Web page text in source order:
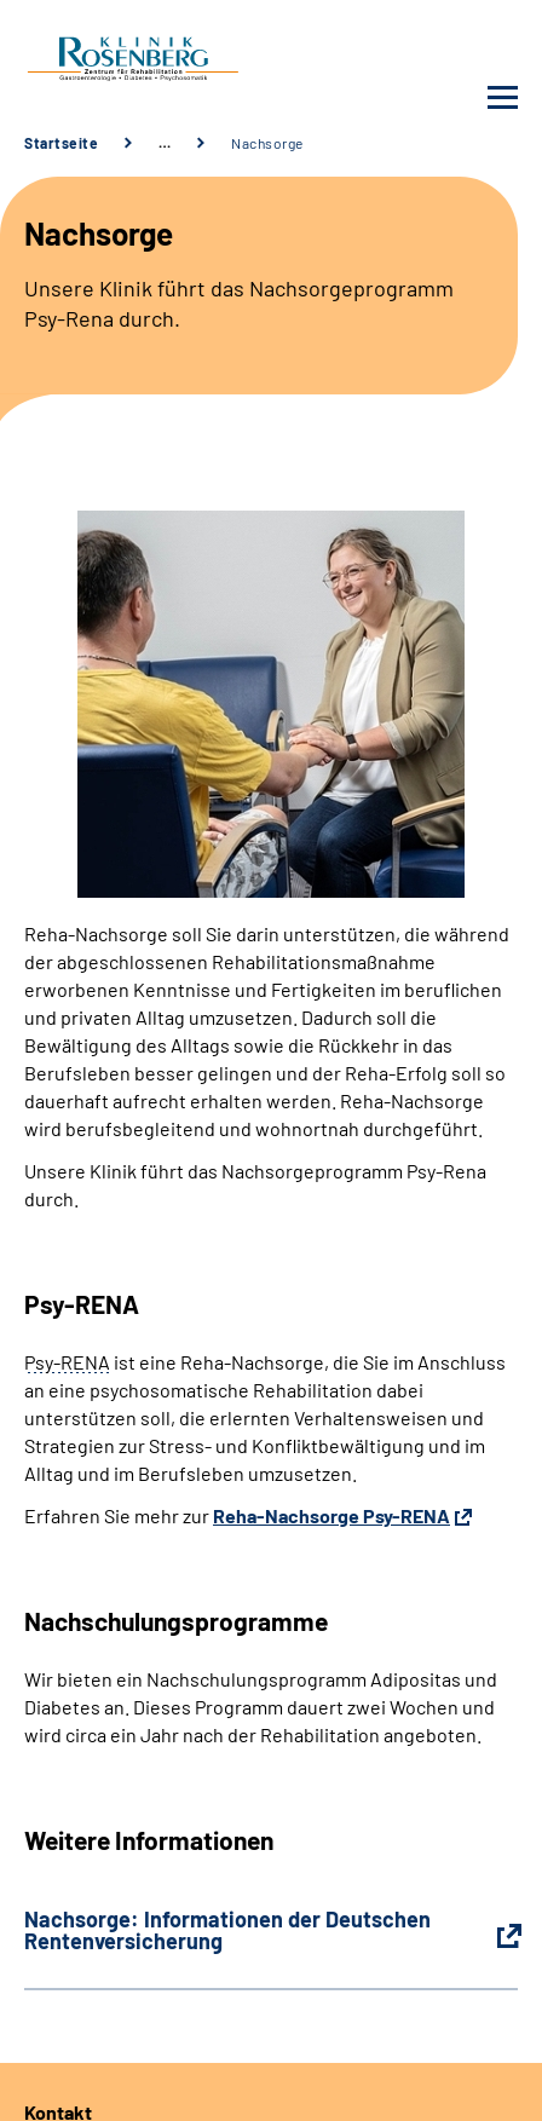
Unsere Klinik
Unsere Angebote
Service
Suche
Leichte Sprache
Gebärdensprache
Startseite … Nachsorge
Nachsorge
Unsere Klinik führt das Nachsorgeprogramm
Psy-Rena durch.
Reha-Nachsorge soll Sie darin unterstützen, die während
der abgeschlossenen Rehabilitationsmaßnahme
erworbenen Kenntnisse und Fertigkeiten im beruflichen
und privaten Alltag umzusetzen. Dadurch soll die
Bewältigung des Alltags sowie die Rückkehr in das
Berufsleben besser gelingen und der Reha-Erfolg soll so
dauerhaft aufrecht erhalten werden. Reha-Nachsorge
wird berufsbegleitend und wohnortnah durchgeführt.
Unsere Klinik führt das Nachsorgeprogramm Psy-Rena
durch.
Psy-RENA
Psy-RENA ist eine Reha-Nachsorge, die Sie im Anschluss
an eine psychosomatische Rehabilitation dabei
unterstützen soll, die erlernten Verhaltensweisen und
Strategien zur Stress- und Konfliktbewältigung und im
Alltag und im Berufsleben umzusetzen.
Erfahren Sie mehr zur Reha-Nachsorge Psy-RENA
Nachschulungsprogramme
Wir bieten ein Nachschulungsprogramm Adipositas und
Diabetes an. Dieses Programm dauert zwei Wochen und
wird circa ein Jahr nach der Rehabilitation angeboten.
Weitere Informationen
Nachsorge: Informationen der Deutschen
Rentenversicherung
Kontakt